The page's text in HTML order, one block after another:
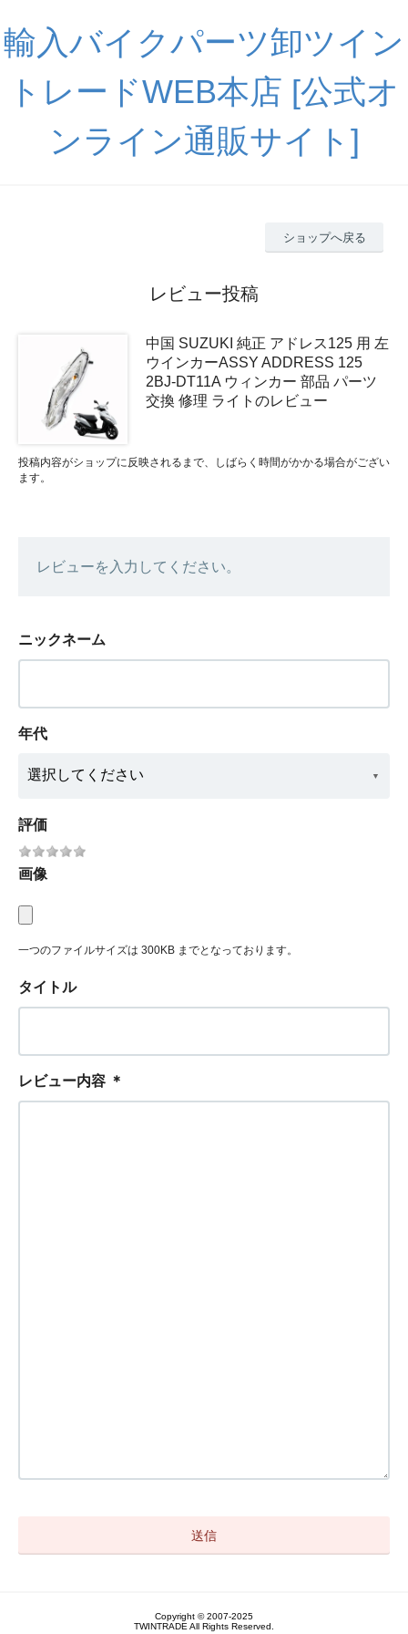
輸入バイクパーツ卸ツイン
トレードWEB本店 [公式オ
ンライン通販サイト]
ショップへ戻る
レビュー投稿
中国 SUZUKI 純正 アドレス125 用 左
ウインカーASSY ADDRESS 125
2BJ-DT11A ウィンカー 部品 パーツ
交換 修理 ライトのレビュー
投稿内容がショップに反映されるまで、しばらく時間がかかる場合がござい
ます。
レビューを入力してください。
ニックネーム
年代
評価
画像
一つのファイルサイズは 300KB までとなっております。
タイトル
レビュー内容 ＊
Copyright © 2007-2025
TWINTRADE All Rights Reserved.